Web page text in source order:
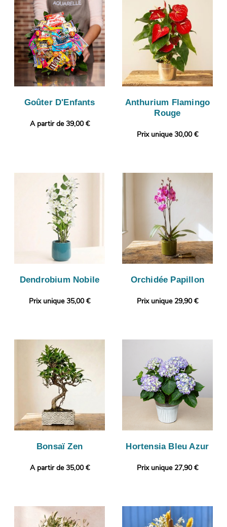
Goûter D'Enfants
A partir de 39,00 €
Anthurium Flamingo
Rouge
Prix unique 30,00 €
Dendrobium Nobile
Prix unique 35,00 €
Orchidée Papillon
Prix unique 29,90 €
Bonsaï Zen
A partir de 35,00 €
Hortensia Bleu Azur
Prix unique 27,90 €